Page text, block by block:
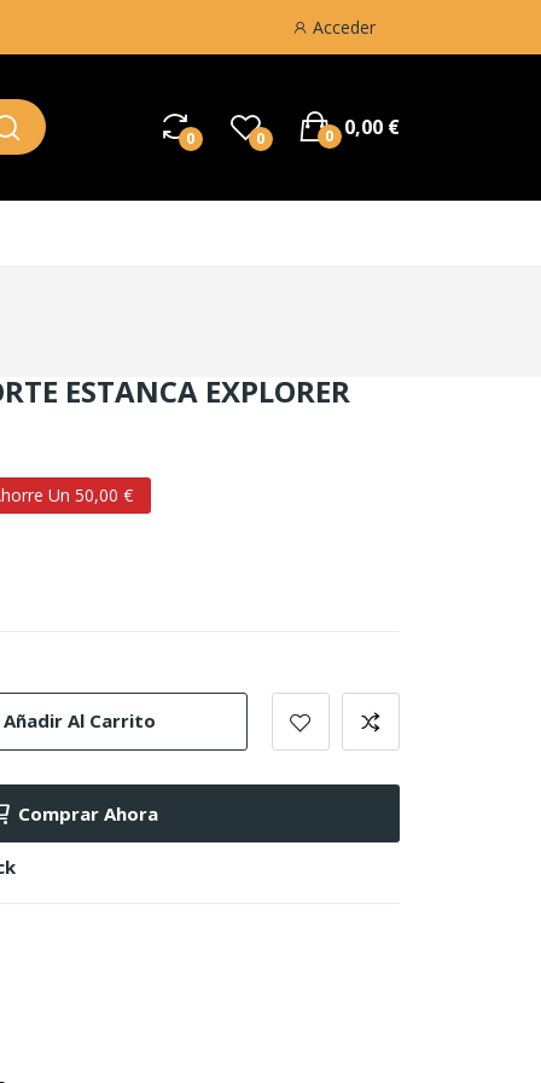
Acceder
0 0 0,00 €
0
ESTANCA EXPLORER
Un 50,00 €
Añadir Al Carrito
Comprar Ahora